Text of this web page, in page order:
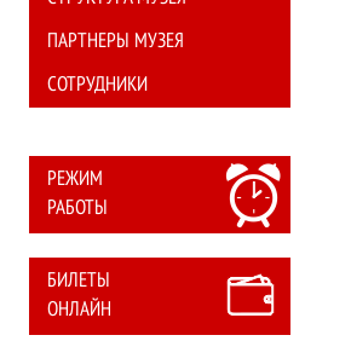
ПАРТНЕРЫ МУЗЕЯ
СОТРУДНИКИ
Режим работы,
РЕЖИМ
РАБОТЫ
БИЛЕТЫ
ОНЛАЙН